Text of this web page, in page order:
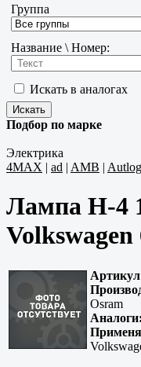
Группа
Название \ Номер:
Искать в аналогах
Подбор по марке
Электрика
4MAX | ad | AMB | Autlog
Лампа H-4
Volkswagen
Osram
Аналоги: